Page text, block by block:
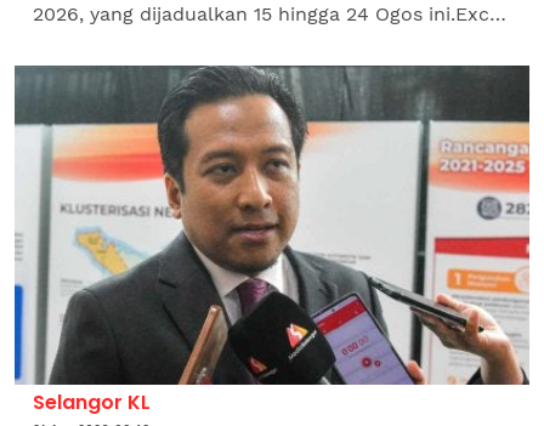
2026, yang dijadualkan 15 hingga 24 Ogos ini.Exco
Najwan Halimi...
Selangor KL